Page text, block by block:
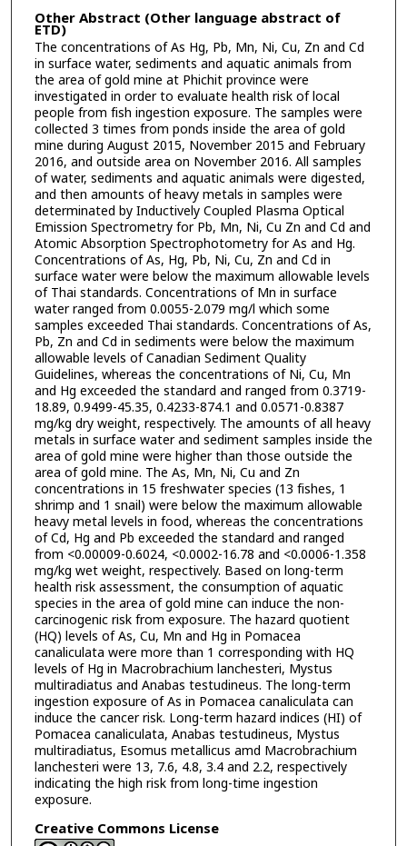
Other Abstract (Other language abstract of
ETD)
The concentrations of As Hg, Pb, Mn, Ni, Cu, Zn and Cd
in surface water, sediments and aquatic animals from
the area of gold mine at Phichit province were
investigated in order to evaluate health risk of local
people from fish ingestion exposure. The samples were
collected 3 times from ponds inside the area of gold
mine during August 2015, November 2015 and February
2016, and outside area on November 2016. All samples
of water, sediments and aquatic animals were digested,
and then amounts of heavy metals in samples were
determinated by Inductively Coupled Plasma Optical
Emission Spectrometry for Pb, Mn, Ni, Cu Zn and Cd and
Atomic Absorption Spectrophotometry for As and Hg.
Concentrations of As, Hg, Pb, Ni, Cu, Zn and Cd in
surface water were below the maximum allowable levels
of Thai standards. Concentrations of Mn in surface
water ranged from 0.0055-2.079 mg/l which some
samples exceeded Thai standards. Concentrations of As,
Pb, Zn and Cd in sediments were below the maximum
allowable levels of Canadian Sediment Quality
Guidelines, whereas the concentrations of Ni, Cu, Mn
and Hg exceeded the standard and ranged from 0.3719-
18.89, 0.9499-45.35, 0.4233-874.1 and 0.0571-0.8387
mg/kg dry weight, respectively. The amounts of all heavy
metals in surface water and sediment samples inside the
area of gold mine were higher than those outside the
area of gold mine. The As, Mn, Ni, Cu and Zn
concentrations in 15 freshwater species (13 fishes, 1
shrimp and 1 snail) were below the maximum allowable
heavy metal levels in food, whereas the concentrations
of Cd, Hg and Pb exceeded the standard and ranged
from <0.00009-0.6024, <0.0002-16.78 and <0.0006-1.358
mg/kg wet weight, respectively. Based on long-term
health risk assessment, the consumption of aquatic
species in the area of gold mine can induce the non-
carcinogenic risk from exposure. The hazard quotient
(HQ) levels of As, Cu, Mn and Hg in Pomacea
canaliculata were more than 1 corresponding with HQ
levels of Hg in Macrobrachium lanchesteri, Mystus
multiradiatus and Anabas testudineus. The long-term
ingestion exposure of As in Pomacea canaliculata can
induce the cancer risk. Long-term hazard indices (HI) of
Pomacea canaliculata, Anabas testudineus, Mystus
multiradiatus, Esomus metallicus amd Macrobrachium
lanchesteri were 13, 7.6, 4.8, 3.4 and 2.2, respectively
indicating the high risk from long-time ingestion
exposure.
Creative Commons License